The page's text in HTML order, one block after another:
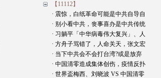
【11112】
· 震惊，白纸革命可能是中共自导自
· 别小看中共，丧事喜办是中共传统
· 习躺平「中华病毒伟大复兴」、人
· 方舟子骂错了，人命关天，张文宏
· 当下中共会不会打台湾?或是放弃
· 中国清零造成集体创伤，疫情反扑
· 世界盃梅西、刘晓波 VS 中国清零